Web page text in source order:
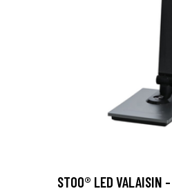
STOO® LED VALAISIN